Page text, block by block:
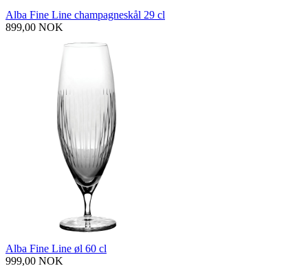
Alba Fine Line champagneskål 29 cl
899,00 NOK
Alba Fine Line øl 60 cl
999,00 NOK